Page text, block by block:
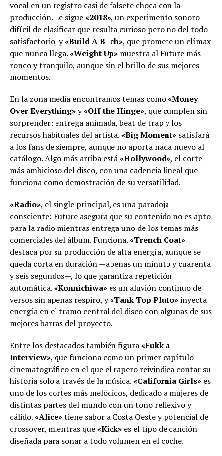
vocal en un registro casi de falsete choca con la
producción. Le sigue«2018», un experimento sonoro
difícil de clasificar que resulta curioso pero no del todo
satisfactorio, y«Build A B–ch», que promete un clímax
que nunca llega.«Weight Up» muestra al Future más
ronco y tranquilo, aunque sin el brillo de sus mejores
momentos.
En la zona media encontramos temas como«Money
Over Everything»y«Off the Hinge», que cumplen sin
sorprender: entrega animada, beat de trap y los
recursos habituales del artista.«Big Moment» satisfará
a los fans de siempre, aunque no aporta nada nuevo al
catálogo. Algo más arriba está«Hollywood», el corte
más ambicioso del disco, con una cadencia lineal que
funciona como demostración de su versatilidad.
«Radio», el single principal, es una paradoja
consciente: Future asegura que su contenido no es apto
para la radio mientras entrega uno de los temas más
comerciales del álbum. Funciona.«Trench Coat»
destaca por su producción de alta energía, aunque se
queda corta en duración —apenas un minuto y cuarenta
y seis segundos—, lo que garantiza repetición
automática.«Konnichiwa» es un aluvión continuo de
versos sin apenas respiro, y«Tank Top Pluto»inyecta
energía en el tramo central del disco con algunas de sus
mejores barras del proyecto.
Entre los destacados también figura«Fukk a
Interview», que funciona como un primer capítulo
cinematográfico en el que el rapero reivindica contar su
historia solo a través de la música.«California Girls» es
uno de los cortes más melódicos, dedicado a mujeres de
distintas partes del mundo con un tono reflexivo y
cálido.«Alice»tiene sabor a Costa Oeste y potencial de
crossover, mientras que«Kick» es el tipo de canción
diseñada para sonar a todo volumen en el coche.